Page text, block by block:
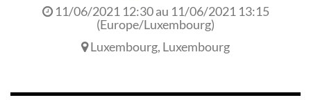
11/06/2021 12:30au 11/06/2021 13:15
(Europe/Luxembourg)
Luxembourg, Luxembourg